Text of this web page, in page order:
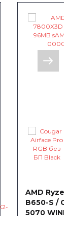
AMD
B650-S /
5070